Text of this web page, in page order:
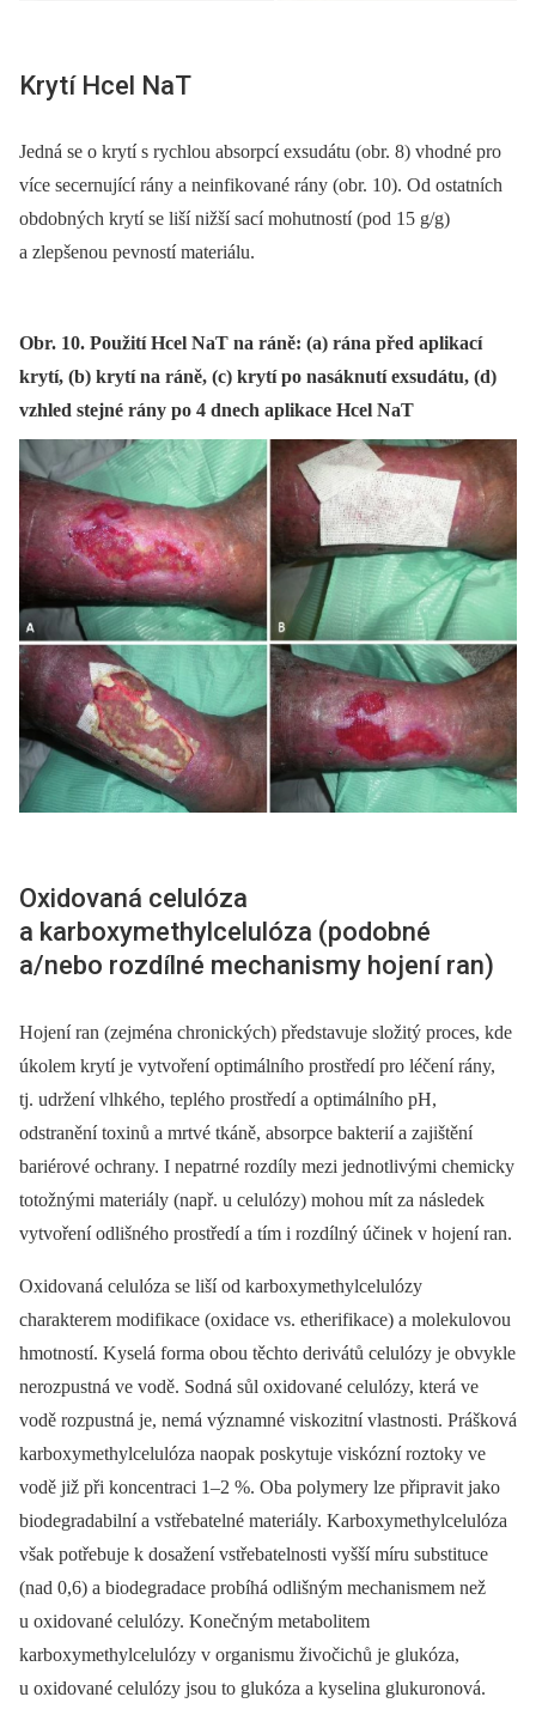
Krytí Hcel NaT
Jedná se o krytí s rychlou absorpcí exsudátu (obr. 8) vhodné pro
více secernující rány a neinfikované rány (obr. 10). Od ostatních
obdobných krytí se liší nižší sací mohutností (pod 15 g/g)
a zlepšenou pevností materiálu.
Obr. 10. Použití Hcel NaT na ráně: (a) rána před aplikací
krytí, (b) krytí na ráně, (c) krytí po nasáknutí exsudátu, (d)
vzhled stejné rány po 4 dnech aplikace Hcel NaT
Oxidovaná celulóza
a karboxymethylcelulóza (podobné
a/nebo rozdílné mechanismy hojení ran)
Hojení ran (zejména chronických) představuje složitý proces, kde
úkolem krytí je vytvoření optimálního prostředí pro léčení rány,
tj. udržení vlhkého, teplého prostředí a optimálního pH,
odstranění toxinů a mrtvé tkáně, absorpce bakterií a zajištění
bariérové ochrany. I nepatrné rozdíly mezi jednotlivými chemicky
totožnými materiály (např. u celulózy) mohou mít za následek
vytvoření odlišného prostředí a tím i rozdílný účinek v hojení ran.
Oxidovaná celulóza se liší od karboxymethylcelulózy
charakterem modifikace (oxidace vs. etherifikace) a molekulovou
hmotností. Kyselá forma obou těchto derivátů celulózy je obvykle
nerozpustná ve vodě. Sodná sůl oxidované celulózy, která ve
vodě rozpustná je, nemá významné viskozitní vlastnosti. Prášková
karboxymethylcelulóza naopak poskytuje viskózní roztoky ve
vodě již při koncentraci 1–2 %. Oba polymery lze připravit jako
biodegradabilní a vstřebatelné materiály. Karboxymethylcelulóza
však potřebuje k dosažení vstřebatelnosti vyšší míru substituce
(nad 0,6) a biodegradace probíhá odlišným mechanismem než
u oxidované celulózy. Konečným metabolitem
karboxymethylcelulózy v organismu živočichů je glukóza,
u oxidované celulózy jsou to glukóza a kyselina glukuronová.